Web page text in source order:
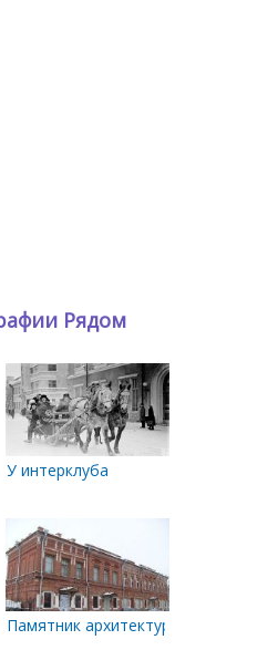
Рядом
Набережной
У интерклуба
Поморской. 7 ноября 1960 г
Памятник архитектуры.